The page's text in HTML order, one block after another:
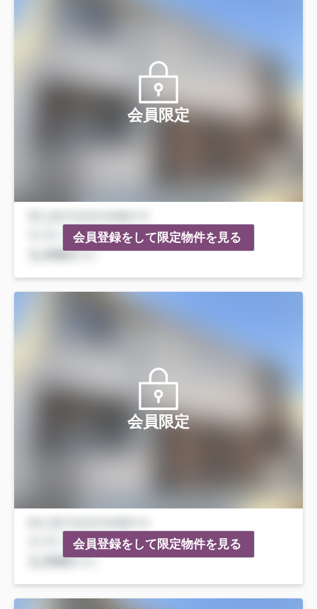
会員限定
会員登録をして限定物件を見る
会員限定
会員登録をして限定物件を見る